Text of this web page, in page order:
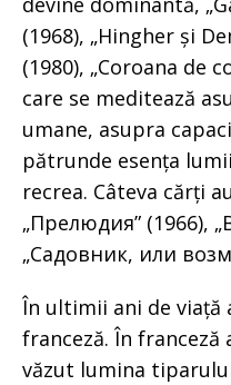
(1968), „Hingher și
(1980), „Coroana de
care se meditează
umane, asupra
pătrunde esența
recrea. Câteva cărți
„Прелюдия” (1966),
„Садовник, или
În ultimii ani de viață
franceză. În franceză
văzut lumina